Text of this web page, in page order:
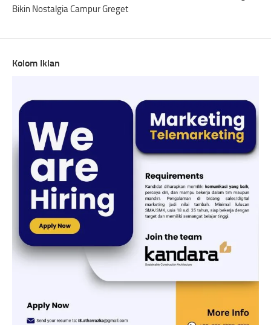
Bikin Nostalgia Campur Greget
Kolom Iklan